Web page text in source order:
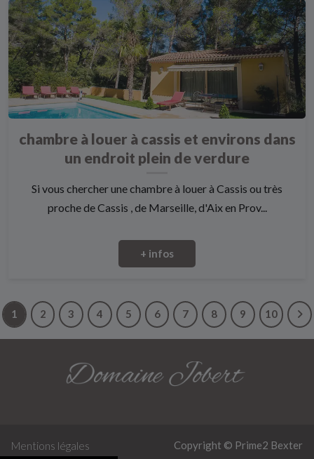
chambre à louer à cassis et environs dans
un endroit plein de verdure
Si vous chercher une chambre à louer à Cassis ou très
proche de Cassis , de Marseille, d'Aix en Prov...
+ infos
1 2 3 4 5 6 7 8 9 10
Mentions légales Copyright © Prime2 Bexter